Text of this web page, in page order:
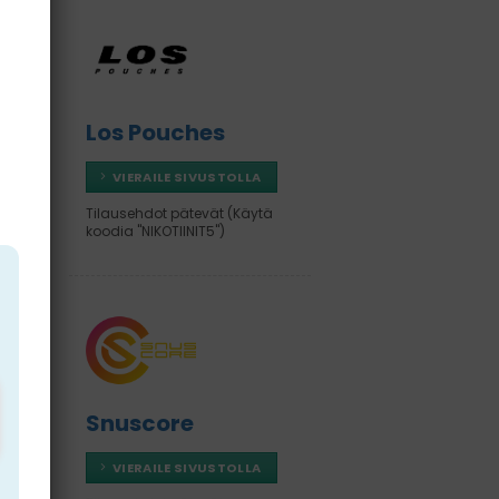
Los Pouches
VIERAILE SIVUSTOLLA
Tilausehdot pätevät (Käytä
koodia "NIKOTIINIT5")
Snuscore
VIERAILE SIVUSTOLLA